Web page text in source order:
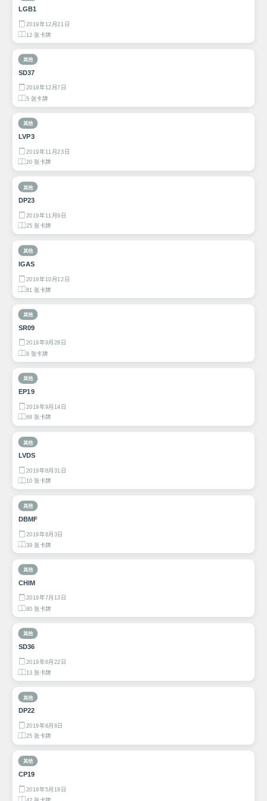
LGB1
2019年12月21日
12 张卡牌
其他
SD37
2019年12月7日
5 张卡牌
其他
LVP3
2019年11月23日
20 张卡牌
其他
DP23
2019年11月9日
25 张卡牌
其他
IGAS
2019年10月12日
81 张卡牌
其他
SR09
2019年9月28日
8 张卡牌
其他
EP19
2019年9月14日
68 张卡牌
其他
LVDS
2019年8月31日
10 张卡牌
其他
DBMF
2019年8月3日
39 张卡牌
其他
CHIM
2019年7月13日
80 张卡牌
其他
SD36
2019年6月22日
13 张卡牌
其他
DP22
2019年6月8日
25 张卡牌
其他
CP19
2019年5月18日